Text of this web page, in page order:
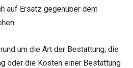
auf Ersatz gegenüber dem
um die Art der Bestattung, die
oder die Kosten einer Bestattung